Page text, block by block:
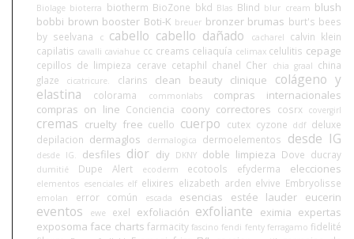
Biolage bioterra biotherm BioZone bkd Blas Blind blur cream blush
bobbi brown booster Boti-K breuer bronzer brumas burt's bees
by seelvana
c cabello cabello dañado cacharel
calvin klein
capilatis cavalli caviahue cc creams celiaquía celimax celulitis cepage
cepillos de limpieza cerave cetaphil chanel Cher chia graal china
glaze
cicatricure. clarins clean beauty clinique
colágeno y
elastina
colorama commonlabs
compras internacionales
compras on line Conciencia coony correctores cosrx covergirl
cremas cruelty free cuello cuerpo cutex cyzone ddf deluxe
depilacion dermaglos dermalogica dermoelementos desde IG
desde IG. desfiles dior diy DKNY doble limpieza Dove ducray
dumitié Dupe Alert ecoderm ecotools efyderma elecciones
elementos esenciales elf elixires elizabeth arden elvive Embryolisse
emolan error común escada esencias estée lauder eucerin
eventos ewe exel exfoliación exfoliante eximia expertas
exposoma face charts farmacity fascino fendi fenty ferragamo fidelité